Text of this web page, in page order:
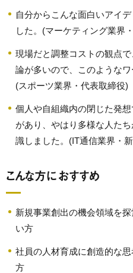
自分からこんな面白いアイ
した。(マーケティング業界
現場だと調整コストの観点
論が多いので、このような
(スポーツ業界・代表取締役)
個人や自組織内の閉じた発
があり、やはり多様な人た
識しました。(IT通信業界・
こんな方におすすめ
新規事業創出の機会領域を
い方
社員の人材育成に創造的な
方